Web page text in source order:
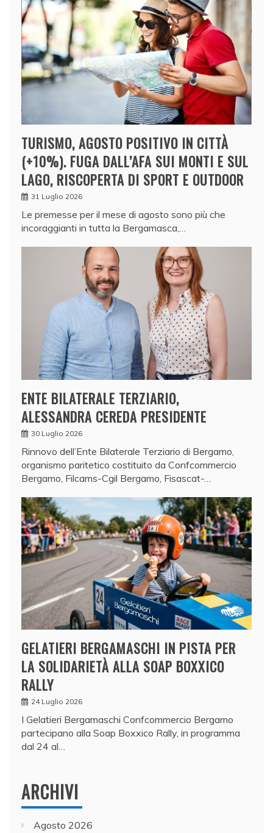
TURISMO, AGOSTO POSITIVO IN CITTÀ
(+10%). FUGA DALL’AFA SUI MONTI E SUL
LAGO, RISCOPERTA DI SPORT E OUTDOOR
31 Luglio 2026
Le premesse per il mese di agosto sono più che
incoraggianti in tutta la Bergamasca,…
ENTE BILATERALE TERZIARIO,
ALESSANDRA CEREDA PRESIDENTE
30 Luglio 2026
Rinnovo dell’Ente Bilaterale Terziario di Bergamo,
organismo paritetico costituito da Confcommercio
Bergamo, Filcams-Cgil Bergamo, Fisascat-…
GELATIERI BERGAMASCHI IN PISTA PER
LA SOLIDARIETÀ ALLA SOAP BOXXICO
RALLY
24 Luglio 2026
I Gelatieri Bergamaschi Confcommercio Bergamo
partecipano alla Soap Boxxico Rally, in programma
dal 24 al…
ARCHIVI
Agosto 2026